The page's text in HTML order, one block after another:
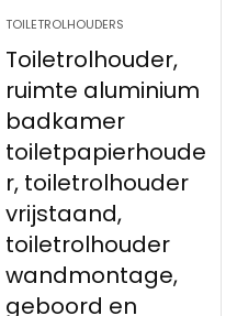
TOILETROLHOUDERS
Toiletrolhouder,
ruimte aluminium
badkamer
toiletpapierhoude
r, toiletrolhouder
vrijstaand,
toiletrolhouder
wandmontage,
geboord en